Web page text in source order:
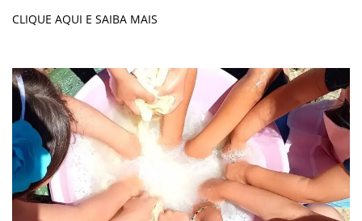
CLIQUE AQUI E SAIBA MAIS